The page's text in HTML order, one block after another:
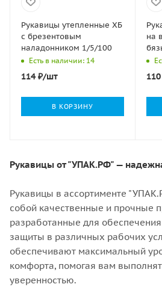
Рукавицы утепленные ХБ
с брезентовым
наладонником 1/5/100
Есть в наличии: 14
114₽/шт
В КОРЗИНУ
на
110
Рукавицы от "УПАК.РФ" —
Рукавицы в ассортименте
собой качественные и прочные
разработанные для
защиты в различных рабочих
обеспечивают максимальный
комфорта, помогая вам
уверенностью.